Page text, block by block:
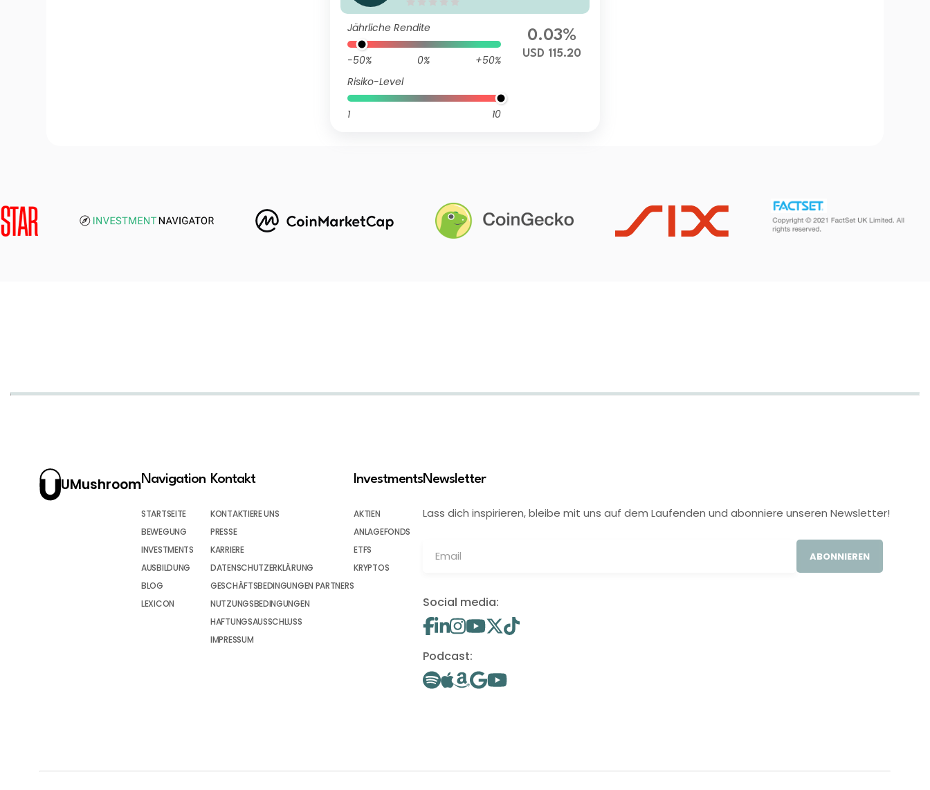
Jährliche Rendite
-50% 0%
+50%
Risiko-Level
1 10
0.03%
USD 115.20
UMushroomNavigation
STARTSEITE
BEWEGUNG
INVESTMENTS
AUSBILDUNG
BLOG
LEXICON
Kontakt
KONTAKTIERE UNS
PRESSE
KARRIERE
DATENSCHUTZERKLÄRUNG
GESCHÄFTSBEDINGUNGEN PARTNERS
NUTZUNGSBEDINGUNGEN
HAFTUNGSAUSSCHLUSS
IMPRESSUM
Investments
AKTIEN
ANLAGEFONDS
ETFS
KRYPTOS
Newsletter
Lass dich inspirieren, bleibe mit uns auf dem Laufenden und abonniere unseren Newsletter!
ABONNIEREN
Social media:
Podcast: